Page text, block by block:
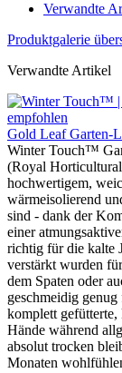
Verwandte
Produktgalerie
Verwandte Artikel
Gold Leaf Garten-
Winter Touch™
(Royal
hochwertigem,
wärmeisolierend
sind - dank der
einer
richtig für die kalte
verstärkt wurden
dem Spaten oder
geschmeidig
komplett
Hände während
absolut trocken
Monaten